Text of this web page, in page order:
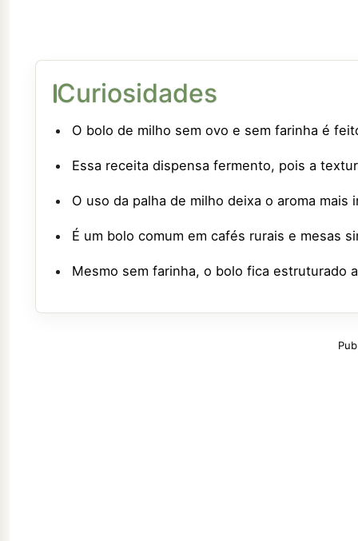
Curiosidades
O bolo de milho sem ovo e sem farinha é
Essa receita dispensa fermento, pois a
O uso da palha de milho deixa o aroma
É um bolo comum em cafés rurais e mesas
Mesmo sem farinha, o bolo fica estruturado